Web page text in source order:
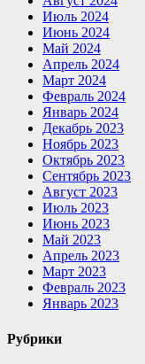
Июль 2024
Июнь 2024
Май 2024
Апрель 2024
Март 2024
Февраль 2024
Январь 2024
Декабрь 2023
Ноябрь 2023
Октябрь 2023
Сентябрь 2023
Август 2023
Июль 2023
Июнь 2023
Май 2023
Апрель 2023
Март 2023
Февраль 2023
Январь 2023
Рубрики